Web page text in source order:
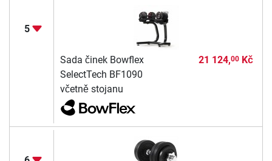
5
Sada činek Bowflex
SelectTech BF1090
včetně stojanu
21 124,00Kč